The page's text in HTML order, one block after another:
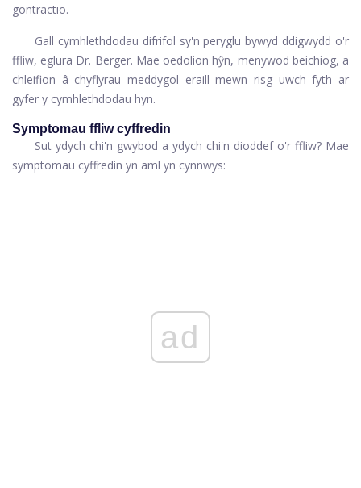
gontractio.
Gall cymhlethdodau difrifol sy'n peryglu bywyd ddigwydd o'r
ffliw, eglura Dr. Berger. Mae oedolion hŷn, menywod beichiog, a
chleifion â chyflyrau meddygol eraill mewn risg uwch fyth ar
gyfer y cymhlethdodau hyn.
Symptomau ffliw cyffredin
Sut ydych chi'n gwybod a ydych chi'n dioddef o'r ffliw? Mae
symptomau cyffredin yn aml yn cynnwys:
ad